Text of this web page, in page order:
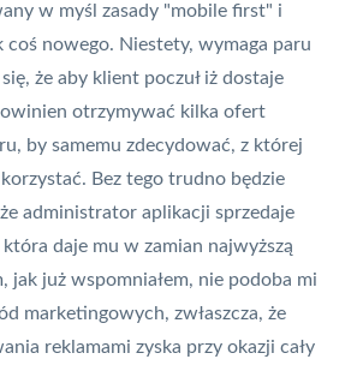
w myśl zasady "mobile first" i
coś nowego. Niestety, wymaga paru
że aby klient poczuł iż dostaje
otrzymywać kilka ofert
by samemu zdecydować, z której
Bez tego trudno będzie
administrator aplikacji sprzedaje
daje mu w zamian najwyższą
jak już wspomniałem, nie podoba mi
marketingowych, zwłaszcza, że
reklamami zyska przy okazji cały